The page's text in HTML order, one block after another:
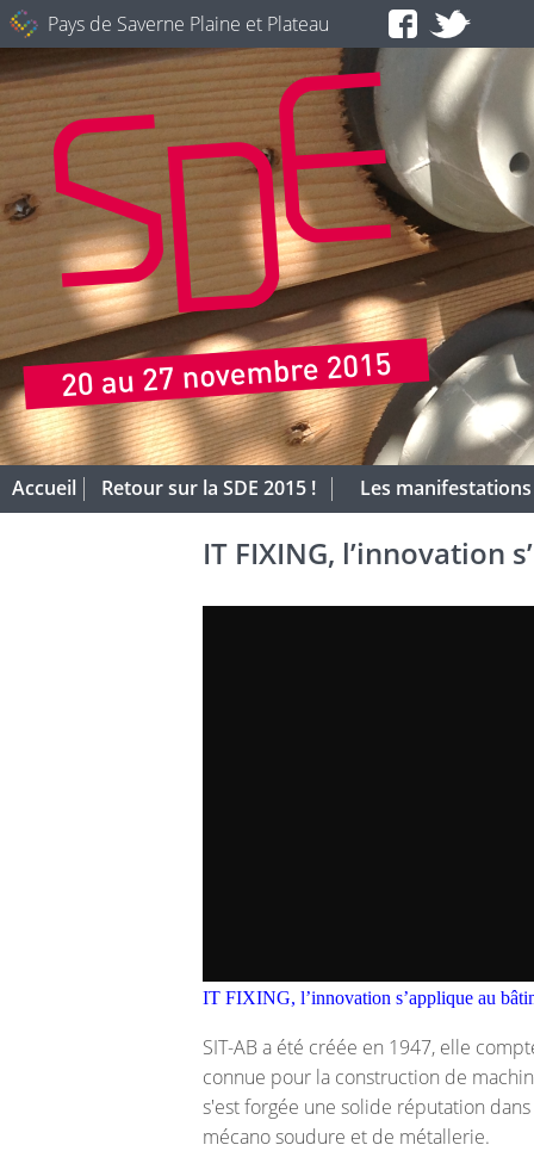
Pays de Saverne Plaine et Plateau
Retour sur la SDE 2015 ! Les manifestations
Accueil
IT FIXING, l’innovation
IT FIXING, l’innovation s’applique au
SIT-AB a été créée en 1947, elle
connue pour la construction de
s'est forgée une solide réputation
mécano soudure et de métallerie.